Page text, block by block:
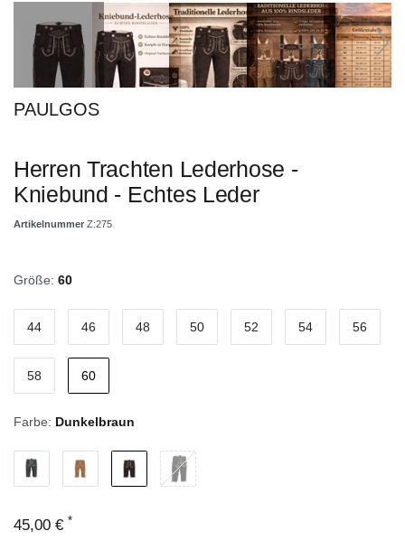
PAULGOS
Herren Trachten Lederhose -
Kniebund - Echtes Leder
Artikelnummer Z:275
Größe: 60
44 46 48 50 52 54 56
58 60
Farbe: Dunkelbraun
45,00 € *